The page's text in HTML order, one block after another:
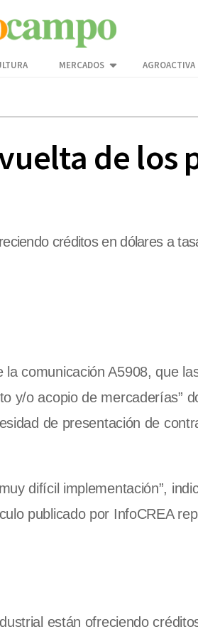
MERCADOS AGROACTIVA
de los
créditos en dólares a
comunicación A5908, que
y/o acopio de mercaderías”
de presentación de
difícil implementación”,
publicado por InfoCREA
están ofreciendo